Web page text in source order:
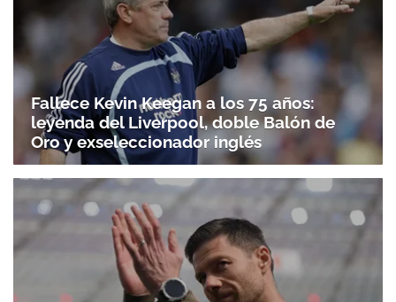
Fallece Kevin Keegan a los 75 años:
leyenda del Liverpool, doble Balón de
Oro y exseleccionador inglés